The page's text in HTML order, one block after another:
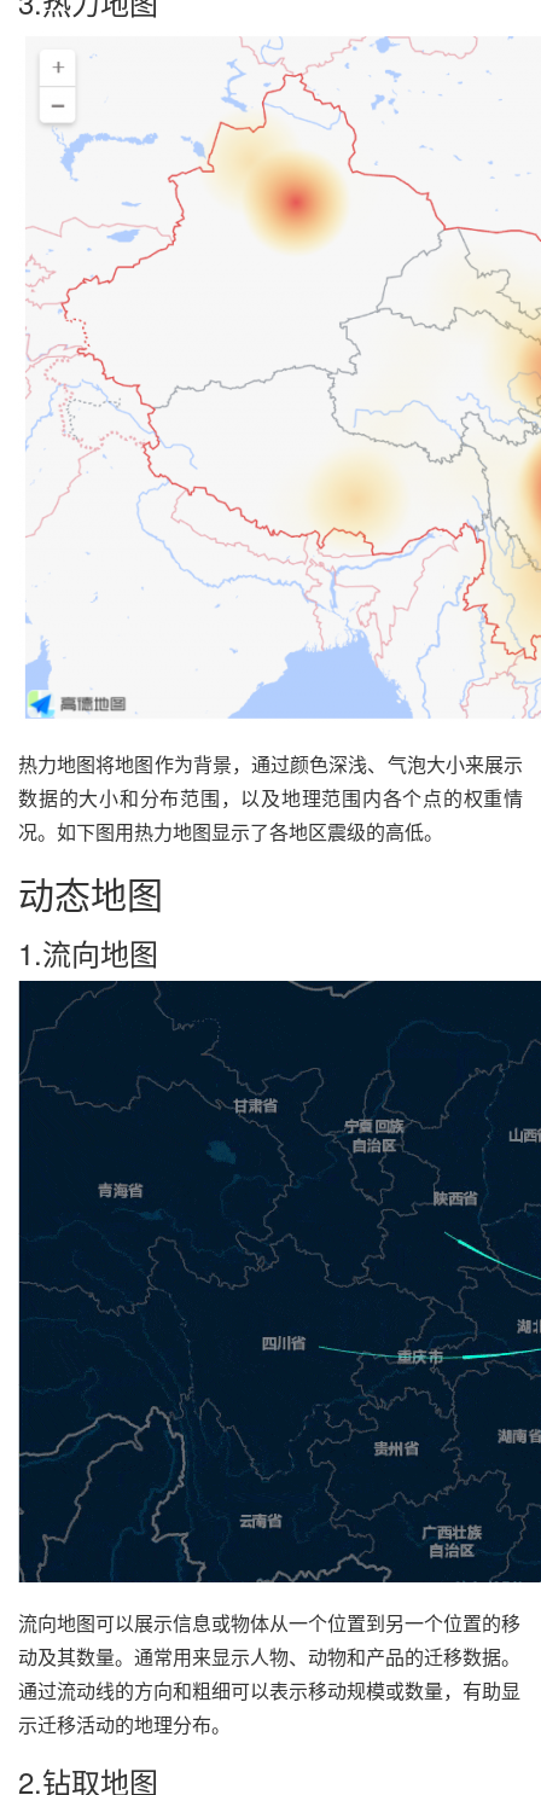
热力地图将地图作为背景，通过颜色深浅、气泡大小来展示
数据的大小和分布范围，以及地理范围内各个点的权重情
况。如下图用热力地图显示了各地区震级的高低。
动态地图
1.流向地图
流向地图可以展示信息或物体从一个位置到另一个位置的移
动及其数量。通常用来显示人物、动物和产品的迁移数据。
通过流动线的方向和粗细可以表示移动规模或数量，有助显
示迁移活动的地理分布。
2.钻取地图